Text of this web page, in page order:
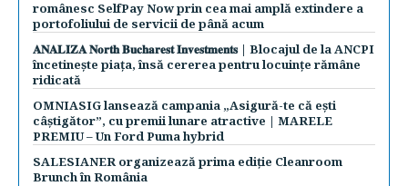
românesc SelfPay Now prin cea mai amplă extindere a
portofoliului de servicii de până acum
𝐀𝐍𝐀𝐋𝐈𝐙𝐀 𝐍𝐨𝐫𝐭𝐡 𝐁𝐮𝐜𝐡𝐚𝐫𝐞𝐬𝐭 𝐈𝐧𝐯𝐞𝐬𝐭𝐦𝐞𝐧𝐭𝐬 | Blocajul de la ANCPI
încetinește piața, însă cererea pentru locuințe rămâne
ridicată
OMNIASIG lansează campania „Asigură-te că ești
câștigător”, cu premii lunare atractive | MARELE
PREMIU – Un Ford Puma hybrid
SALESIANER organizează prima ediție Cleanroom
Brunch în România